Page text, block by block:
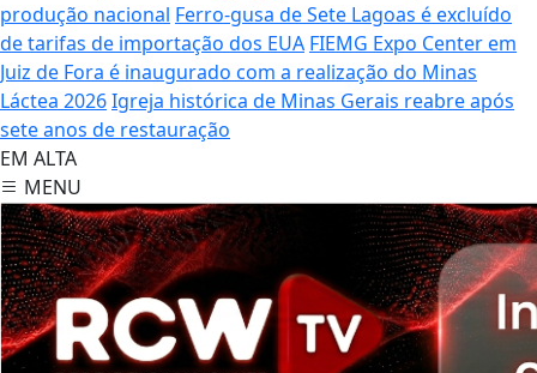
produção nacional Ferro-gusa de Sete Lagoas é excluído
de tarifas de importação dos EUA FIEMG Expo Center em
Juiz de Fora é inaugurado com a realização do Minas
Láctea 2026Igreja histórica de Minas Gerais reabre após
sete anos de restauração
EM ALTA
MENU